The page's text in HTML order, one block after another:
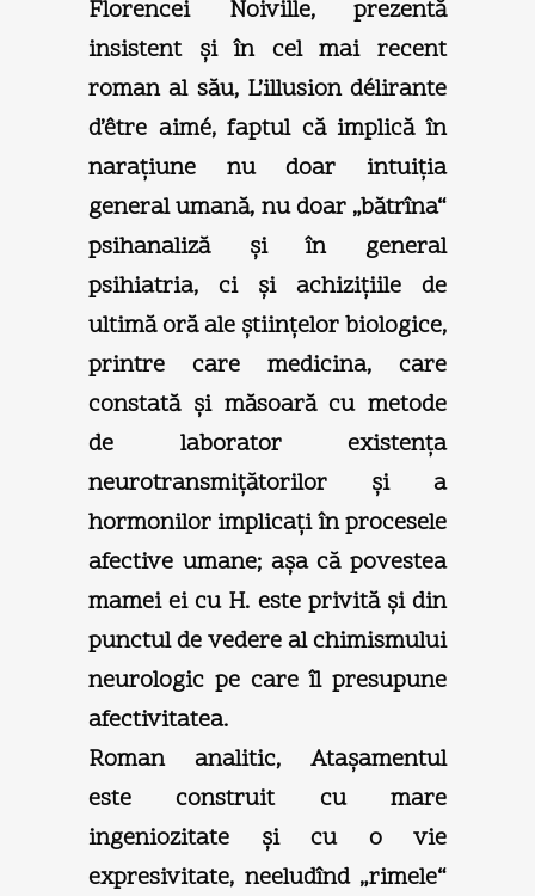
Florencei Noiville, prezentă
insistent şi în cel mai recent
roman al său, L’illusion délirante
d’être aimé, faptul că implică în
naraţiune nu doar intuiţia
general umană, nu doar „bătrîna“
psihanaliză şi în general
psihiatria, ci şi achiziţiile de
ultimă oră ale ştiinţelor biologice,
printre care medicina, care
constată şi măsoară cu metode
de laborator existenţa
neurotransmiţătorilor şi a
hormonilor implicaţi în procesele
afective umane; aşa că povestea
mamei ei cu H. este privită şi din
punctul de vedere al chimismului
neurologic pe care îl presupune
afectivitatea.
Roman analitic, Ataşamentul
este construit cu mare
ingeniozitate şi cu o vie
expresivitate, neeludînd „rimele“